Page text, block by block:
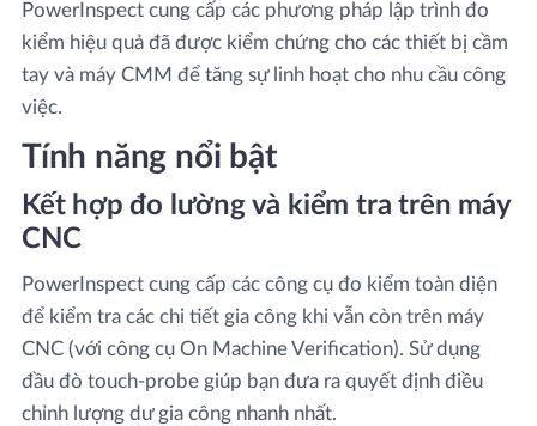
PowerInspect cung cấp các phương pháp lập trình đo
kiểm hiệu quả đã được kiểm chứng cho các thiết bị cầm
tay và máy CMM để tăng sự linh hoạt cho nhu cầu công
việc.
Tính năng nổi bật
Kết hợp đo lường và kiểm tra trên máy
CNC
PowerInspect cung cấp các công cụ đo kiểm toàn diện
để kiểm tra các chi tiết gia công khi vẫn còn trên máy
CNC (với công cụ On Machine Verification). Sử dụng
đầu đò touch-probe giúp bạn đưa ra quyết định điều
chỉnh lượng dư gia công nhanh nhất.